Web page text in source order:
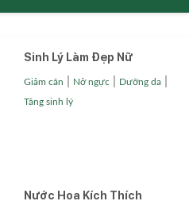
Sinh Lý Làm Đẹp Nữ
Giảm cân Nở ngực Dưỡng da|
Tăng sinh lý
Nước Hoa Kích Thích